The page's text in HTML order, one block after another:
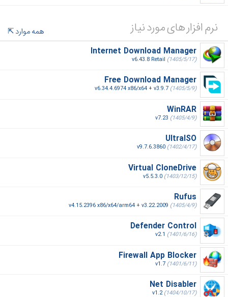
نرم افزار های مورد نیاز
همه موارد
Internet Download Manager
v6.43.8 Retail (1405/5/17)
Free Download Manager
v6.34.4.6974 x86/x64 + v3.9.7 (1405/5/9)
WinRAR
v7.23 (1405/4/9)
UltraISO
v9.7.6.3860 (1402/4/17)
Virtual CloneDrive
v5.5.3.0 (1403/12/15)
Rufus
v4.15.2396 x86/x64/arm64 + v3.22.2009 (1405/4/9)
Defender Control
v2.1 (1401/6/16)
Firewall App Blocker
v1.7 (1401/6/11)
Net Disabler
v1.2(1404/10/17)